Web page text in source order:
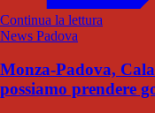
Continua la lettura
News Padova
Monza-Padova,
possiamo prendere